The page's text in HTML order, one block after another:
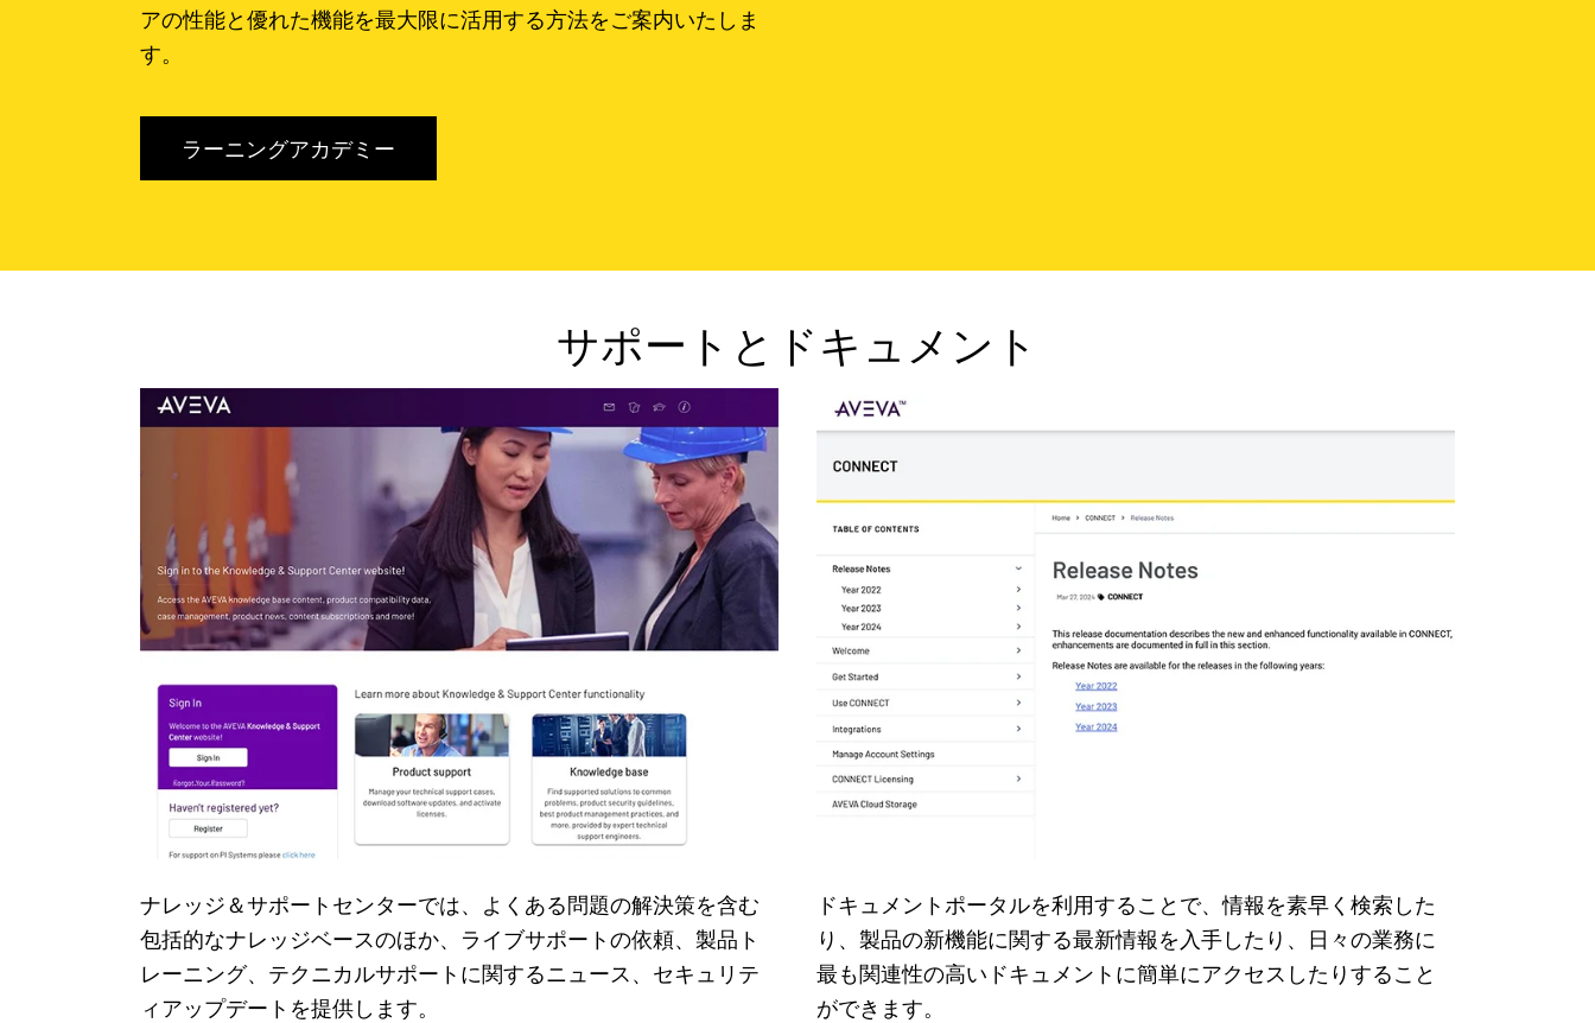
アの性能と優れた機能を最大限に活用する方法をご案内いたしま
す。
ラーニングアカデミー
サポートとドキュメント
ナレッジ＆サポートセンターでは、よくある問題の解決策を含む
包括的なナレッジベースのほか、ライブサポートの依頼、製品ト
レーニング、テクニカルサポートに関するニュース、セキュリテ
ィアップデートを提供します。
ドキュメントポータルを利用することで、情報を素早く検索した
り、製品の新機能に関する最新情報を入手したり、日々の業務に
最も関連性の高いドキュメントに簡単にアクセスしたりすること
ができます。